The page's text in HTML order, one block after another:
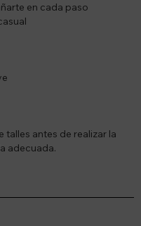
en cada paso
talles antes de realizar la
adecuada.